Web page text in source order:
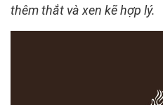
thêm thắt và xen kẽ hợp lý.